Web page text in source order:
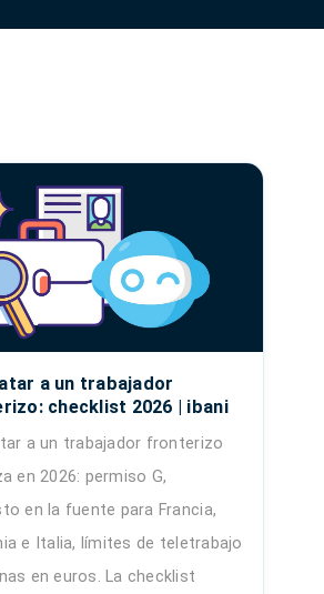
a un trabajador
checklist 2026 | ibani
a un trabajador fronterizo
en 2026: permiso G,
en la fuente para Francia,
e Italia, límites de teletrabajo
en euros. La checklist